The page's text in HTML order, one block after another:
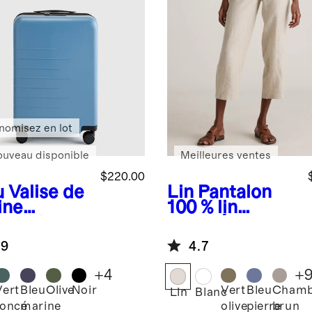
Valise de
$220.00
en lot
disponible
Bleu
marine
OliveNoir
+4
Lin Pantalon
100 % lin
Meilleures ventes
4.7
Lin BlancVert
olive
Bleu
pierrebrun
+